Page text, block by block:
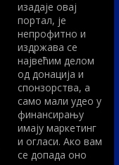
изадаје овај
портал, је
непрофитно и
издржава се
највећим делом
од донација и
спонзорства, а
само мали удео у
финансирању
имају маркетинг
и огласи. Ако вам
се допада оно